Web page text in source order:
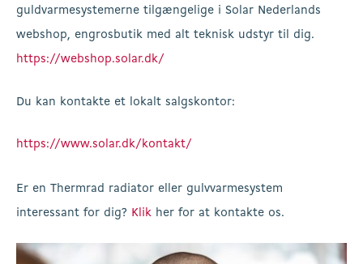
guldvarmesystemerne tilgængelige i Solar Nederlands
webshop, engrosbutik med alt teknisk udstyr til dig.
https://webshop.solar.dk/
Du kan kontakte et lokalt salgskontor:
https://www.solar.dk/kontakt/
Er en Thermrad radiator eller gulvvarmesystem
interessant for dig? Klik her for at kontakte os.